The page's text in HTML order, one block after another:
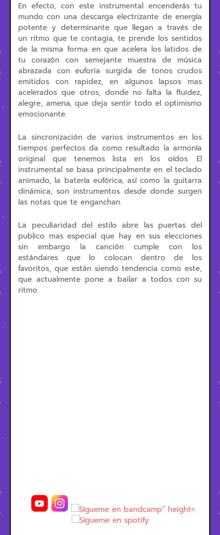
En efecto, con este instrumental encenderás tu
mundo con una descarga electrizante de energía
potente y determinante que llegan a través de
un ritmo que te contagia, te prende los sentidos
de la misma forma en que acelera los latidos de
tu corazón con semejante muestra de música
abrazada con euforia surgida de tonos crudos
emitidos con rapidez, en algunos lapsos mas
acelerados que otros, donde no falta la fluidez,
alegre, amena, que deja sentir todo el optimismo
emocionante.
La sincronización de varios instrumentos en los
tiempos perfectos da como resultado la armonía
original que tenemos lista en los oídos. El
instrumental se basa principalmente en el teclado
animado, la batería eufórica, así como la guitarra
dinámica; son instrumentos desde donde surgen
las notas que te enganchan.
La peculiaridad del estilo abre las puertas del
publico mas especial que hay en sus elecciones
sin embargo la canción cumple con los
estándares que lo colocan dentro de los
favoritos, que están siendo tendencia como este,
que actualmente pone a bailar a todos con su
ritmo.